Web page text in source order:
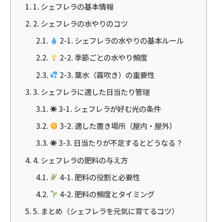
1. シェフレラの基本情報
2. シェフレラの水やりのコツ
2-1. シェフレラの水やりの基本ルール
2-2. 季節ごとの水やり頻度
2-3. 葉水（霧吹き）の重要性
3. シェフレラに適した日当たり管理
☀ 3-1. シェフレラが好む光の条件
3-2. 適した置き場所（屋内・屋外）
☀ 3-3. 日当たりが不足するとどうなる？
4. シェフレラの肥料の与え方
4-1. 肥料の役割と必要性
4-2. 肥料の頻度とタイミング
5. まとめ（シェフレラを元気に育てるコツ）